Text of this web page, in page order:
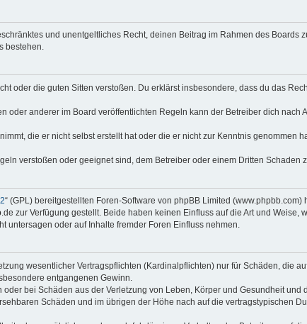
und unentgeltliches Recht, deinen Beitrag im Rahmen des Boards
bestehen.
oder die guten Sitten verstoßen. Du erklärst insbesondere, dass du das
anderer im Board veröffentlichten Regeln kann der Betreiber dich nach
die er nicht selbst erstellt hat oder die er nicht zur Kenntnis genommen
verstoßen oder geeignet sind, dem Betreiber oder einem Dritten Schaden
“ (GPL) bereitgestellten Foren-Software von phpBB Limited (www.phpbb.com)
zur Verfügung gestellt. Beide haben keinen Einfluss auf die Art und Weise,
untersagen oder auf Inhalte fremder Foren Einfluss nehmen.
wesentlicher Vertragspflichten (Kardinalpflichten) nur für Schäden, die
entgangenen Gewinn.
bei Schäden aus der Verletzung von Leben, Körper und Gesundheit und
Schäden und im übrigen der Höhe nach auf die vertragstypischen